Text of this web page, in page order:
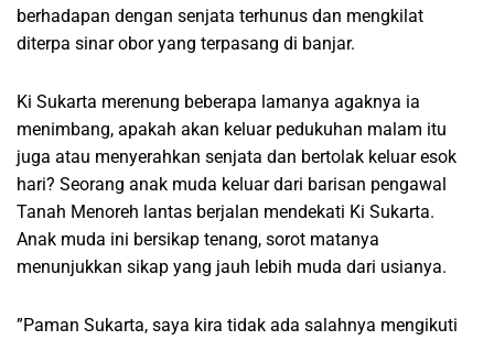
berhadapan dengan senjata terhunus dan mengkilat
diterpa sinar obor yang terpasang di banjar.
Ki Sukarta merenung beberapa lamanya agaknya ia
menimbang, apakah akan keluar pedukuhan malam itu
juga atau menyerahkan senjata dan bertolak keluar esok
hari? Seorang anak muda keluar dari barisan pengawal
Tanah Menoreh lantas berjalan mendekati Ki Sukarta.
Anak muda ini bersikap tenang, sorot matanya
menunjukkan sikap yang jauh lebih muda dari usianya.
”Paman Sukarta, saya kira tidak ada salahnya mengikuti